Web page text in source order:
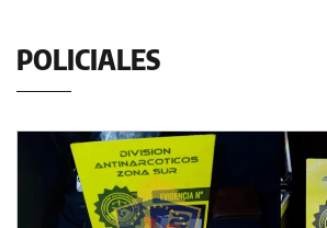
POLICIALES